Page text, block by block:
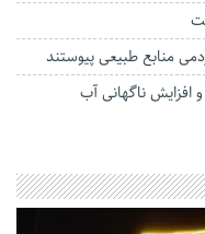
افزایش ناگهانی آب